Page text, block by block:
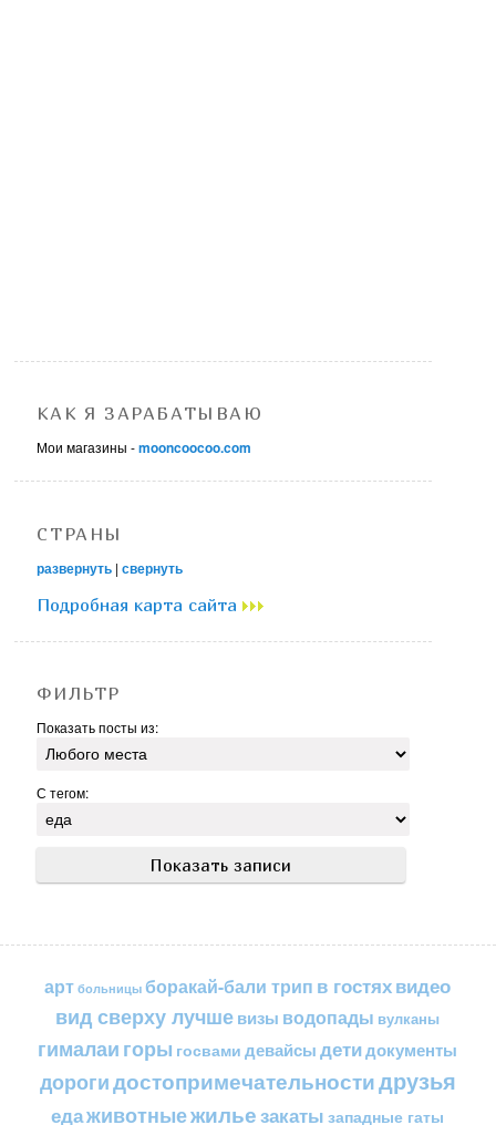
КАК Я ЗАРАБАТЫВАЮ
Мои магазины -mooncoocoo.com
СТРАНЫ
развернуть |свернуть
Подробная карта сайта
ФИЛЬТР
Показать посты из:
С тегом:
арт больницы боракай-бали трип в гостяхвидео
вид сверху лучшевизы водопады вулканы
гималаи горы госвами девайсы детидокументы
дорогидостопримечательностидрузья
едаживотныежильезакаты западные гаты